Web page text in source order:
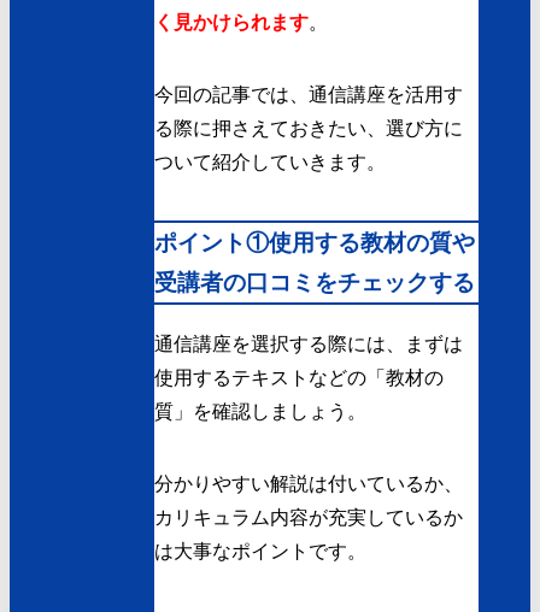
く見かけられます。
今回の記事では、通信講座を活用す
る際に押さえておきたい、選び方に
ついて紹介していきます。
ポイント①使用する教材の質や
受講者の口コミをチェックする
通信講座を選択する際には、まずは
使用するテキストなどの「教材の
質」を確認しましょう。
分かりやすい解説は付いているか、
カリキュラム内容が充実しているか
は大事なポイントです。